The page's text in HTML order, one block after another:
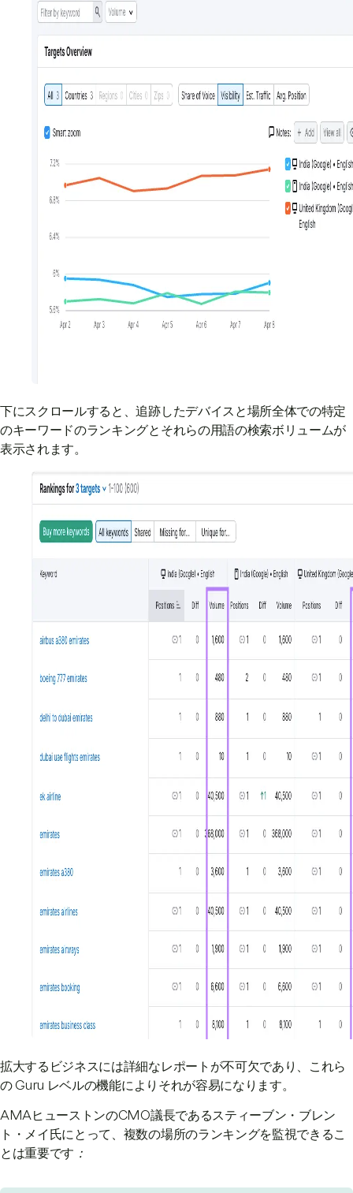
下にスクロールすると、追跡したデバイスと場所全体での特定
のキーワードのランキングとそれらの用語の検索ボリュームが
表示されます。
拡大するビジネスには詳細なレポートが不可欠であり、これら
の Guru レベルの機能によりそれが容易になります。
AMAヒューストンのCMO議長であるスティーブン・ブレン
ト・メイ氏にとって、複数の場所のランキングを監視できるこ
とは重要です ：